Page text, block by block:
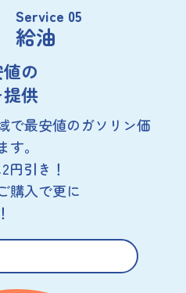
Service 05
給油
の
供
で最安値のガソリン価
。
円引き！
購入で更に